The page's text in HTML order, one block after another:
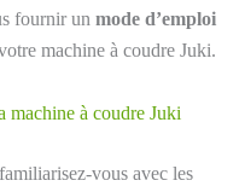
fournir un mode d’emploi
machine à coudre Juki.
machine à coudre Juki
vous avec les